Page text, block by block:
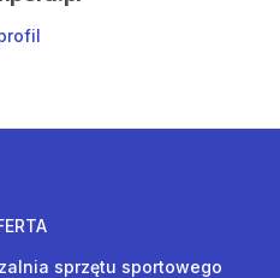
sprzętu sportowego